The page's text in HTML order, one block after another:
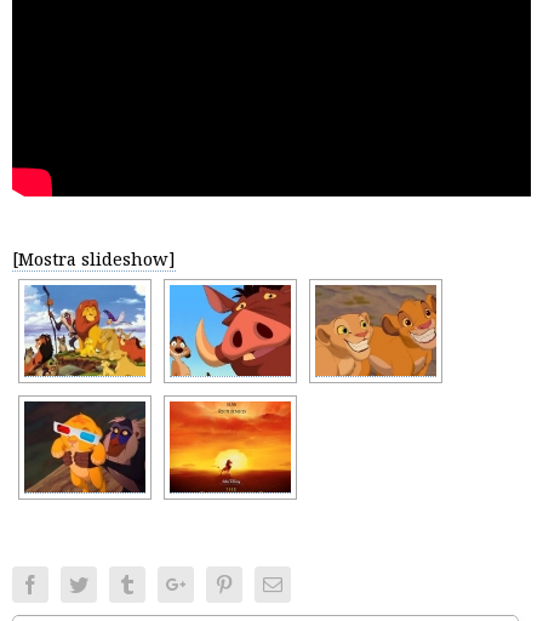
[Mostra slideshow]
FacebookTwitter TumblrGoogle+PinterestEmail